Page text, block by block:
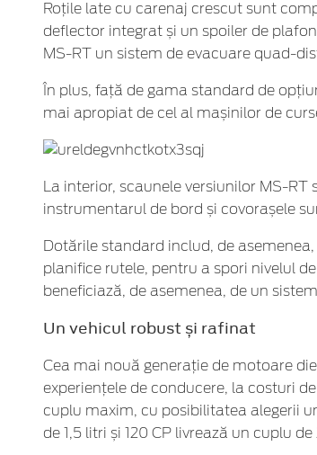
Roțile late cu carenaj crescut sunt
deflector integrat și un spoiler de
MS-RT un sistem de evacuare quad-
În plus, față de gama standard de
mai apropiat de cel al mașinilor de
La interior, scaunele versiunilor MS-
instrumentarul de bord și covorașele
Dotările standard includ, de
planifice rutele, pentru a spori nivelul
beneficiază, de asemenea, de un
Un vehicul robust și rafinat
Cea mai nouă generație de motoare
experiențele de conducere, la costuri
cuplu maxim, cu posibilitatea alegerii
de 1,5 litri și 120 CP livrează un cuplu